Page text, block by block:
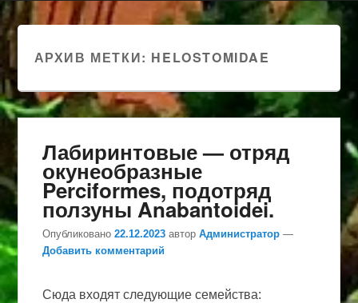
АРХИВ МЕТКИ: HELOSTOMIDAE
Лабиринтовые — отряд
окунеобразные
Perciformes, подотряд
ползуны Anabantoidei.
Опубликовано22.12.2023 авторАдминистратор —
Добавить комментарий
Сюда входят следующие семейства: